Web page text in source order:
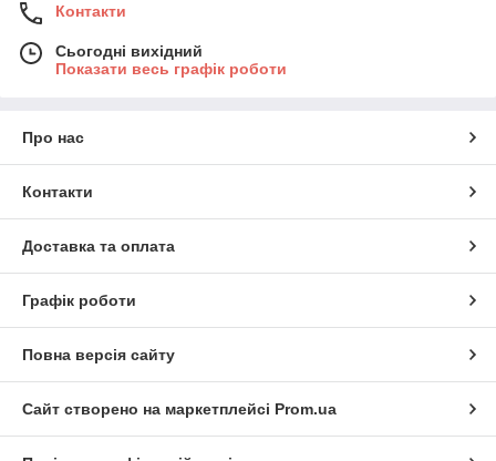
Контакти
Сьогодні вихідний
Показати весь графік роботи
Про нас
Контакти
Доставка та оплата
Графік роботи
Повна версія сайту
Сайт створено на маркетплейсі Prom.ua